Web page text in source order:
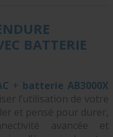
BATTERIE
+ batterie AB3000X
l’utilisation de votre
et pensé pour durer,
avancée et